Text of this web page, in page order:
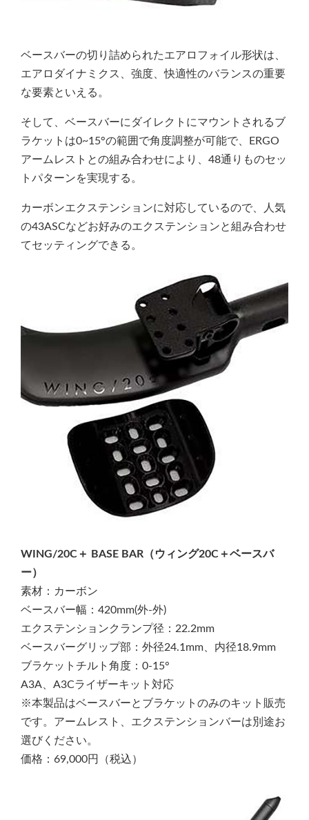
ベースバーの切り詰められたエアロフォイル形状は、
エアロダイナミクス、強度、快適性のバランスの重要
な要素といえる。
そして、ベースバーにダイレクトにマウントされるブ
ラケットは0~15°の範囲で角度調整が可能で、ERGO
アームレストとの組み合わせにより、48通りものセッ
トパターンを実現する。
カーボンエクステンションに対応しているので、人気
の43ASCなどお好みのエクステンションと組み合わせ
てセッティングできる。
WING/20C＋ BASE BAR（ウィング20C＋ベースバ
ー）
素材：カーボン
ベースバー幅：420mm(外-外)
エクステンションクランプ径：22.2mm
ベースバーグリップ部：外径24.1mm、内径18.9mm
ブラケットチルト角度：0-15°
A3A、A3Cライザーキット対応
※本製品はベースバーとブラケットのみのキット販売
です。アームレスト、エクステンションバーは別途お
選びください。
価格：69,000円（税込）